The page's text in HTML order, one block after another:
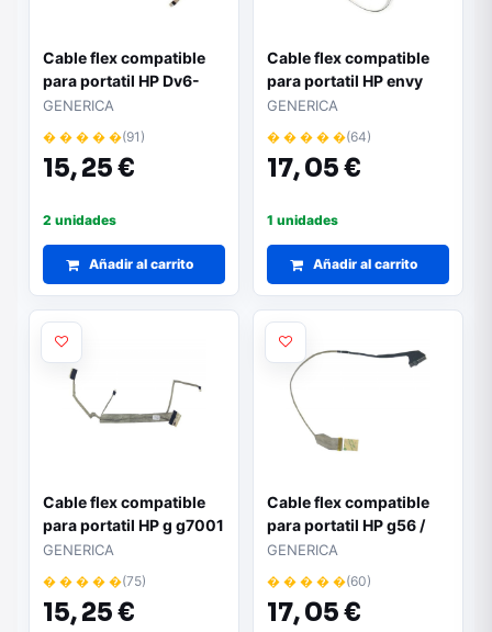
Cable flex compatible
para portatil HP Dv6-
3000 / Dv6-4000 /
Dd0lx6lc000
GENERICA
� � � � �(91)
15,25 €
2 unidades
Añadir al carrito
Cable flex compatible
para portatil HP envy
15-Cs / 15-Cw /
Dd0g7blc011
GENERICA
� � � � �(64)
17,05 €
1 unidades
Añadir al carrito
Cable flex compatible
para portatil HP g g7001
/ g7002 / 454919-001 /
dc02000FM00
GENERICA
� � � � �(75)
15,25 €
Cable flex compatible
para portatil HP g56 /
cq56 / g62 / cq62 /
597772-001
GENERICA
� � � � �(60)
17,05 €